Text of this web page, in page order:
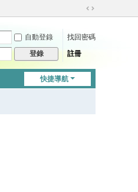
切
到
自動登錄
找回密碼
登錄 註冊
快捷導航